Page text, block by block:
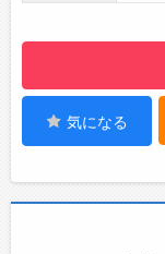
・終
を
【社
・薬
電子
軟
気になる